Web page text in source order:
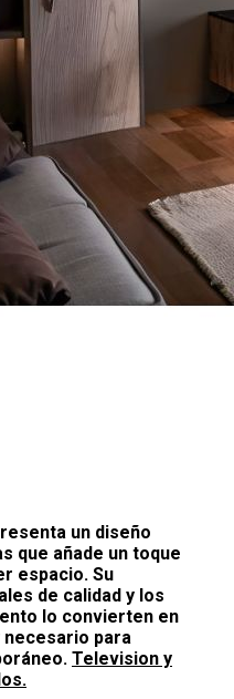
un diseño
que añade un toque
espacio. Su
de calidad y los
lo convierten en
necesario para
Television y